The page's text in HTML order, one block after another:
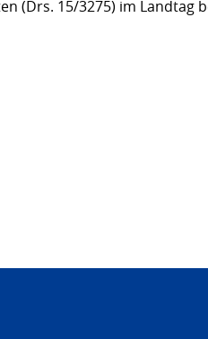
(Drs. 15/3275) im Landtag